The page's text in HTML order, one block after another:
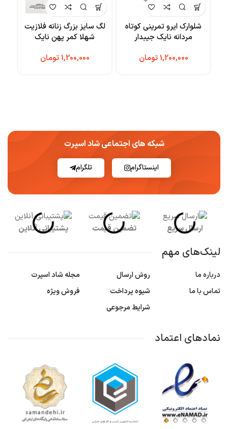
شلوارک ایرو تمرینی کوتاه
مردانه نایک جیبدار
تومان
لگ سایز بزرگ زنانه فلازیت
شهلا کمر پهن نایک
تومان
شبکه های اجتماعی شاد اسپرت
اینستاگرام تلگرام
ارسال سریع تضمین قیمت پشتیبانی آنلاین
لینک‌های مهم
درباره ما
تماس با ما
روش ارسال
شیوه پرداخت
شرایط مرجوعی
مجله شاد اسپرت
فروش ویژه
نمادهای اعتماد